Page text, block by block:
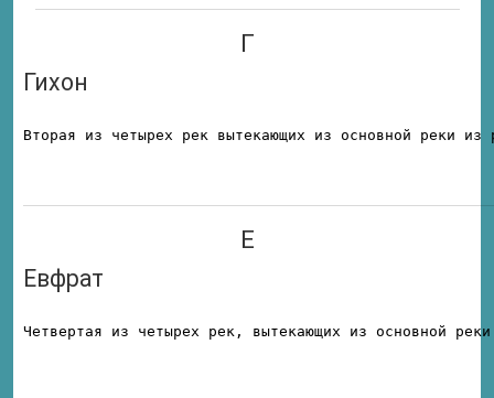
Г
Гихон
Вторая из четырех рек вытекающих из основной реки
Е
Евфрат
Четвертая из четырех рек, вытекающих из основной